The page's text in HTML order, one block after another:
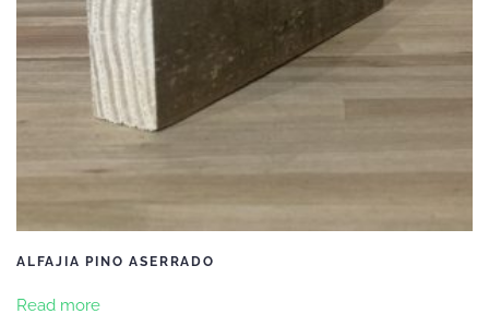
ALFAJIA PINO ASERRADO
Read more